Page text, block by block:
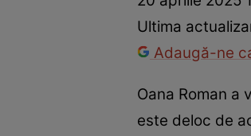
Ultima
Adaugă-ne
Oana Roman
este deloc de